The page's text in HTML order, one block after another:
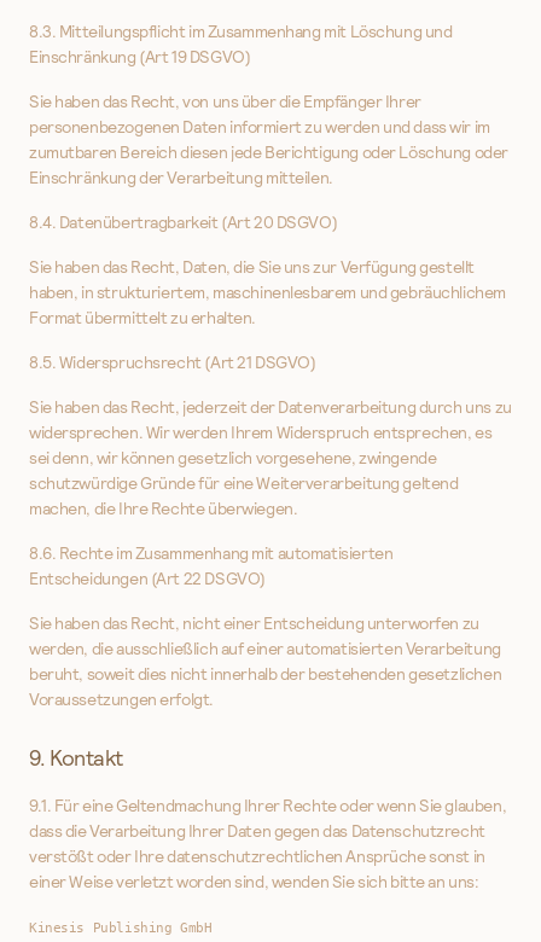
8.3. Mitteilungspflicht im Zusammenhang mit Löschung und
Einschränkung (Art 19 DSGVO)
Sie haben das Recht, von uns über die Empfänger Ihrer
personenbezogenen Daten informiert zu werden und dass wir im
zumutbaren Bereich diesen jede Berichtigung oder Löschung oder
Einschränkung der Verarbeitung mitteilen.
8.4. Datenübertragbarkeit (Art 20 DSGVO)
Sie haben das Recht, Daten, die Sie uns zur Verfügung gestellt
haben, in strukturiertem, maschinenlesbarem und gebräuchlichem
Format übermittelt zu erhalten.
8.5. Widerspruchsrecht (Art 21 DSGVO)
Sie haben das Recht, jederzeit der Datenverarbeitung durch uns zu
widersprechen. Wir werden Ihrem Widerspruch entsprechen, es
sei denn, wir können gesetzlich vorgesehene, zwingende
schutzwürdige Gründe für eine Weiterverarbeitung geltend
machen, die Ihre Rechte überwiegen.
8.6. Rechte im Zusammenhang mit automatisierten
Entscheidungen (Art 22 DSGVO)
Sie haben das Recht, nicht einer Entscheidung unterworfen zu
werden, die ausschließlich auf einer automatisierten Verarbeitung
beruht, soweit dies nicht innerhalb der bestehenden gesetzlichen
Voraussetzungen erfolgt.
9. Kontakt
9.1. Für eine Geltendmachung Ihrer Rechte oder wenn Sie glauben,
dass die Verarbeitung Ihrer Daten gegen das Datenschutzrecht
verstößt oder Ihre datenschutzrechtlichen Ansprüche sonst in
einer Weise verletzt worden sind, wenden Sie sich bitte an uns:
Kinesis Publishing GmbH